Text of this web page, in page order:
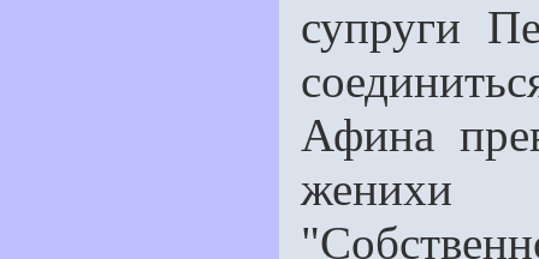
супруги
Афина
женихи